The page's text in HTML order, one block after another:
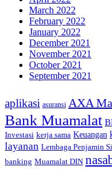
March 2022
February 2022
January 2022
December 2021
November 2021
October 2021
September 2021
aplikasi asuransi AXA
Bank Muamalat
Investasi kerja sama Keuangan
layanan Lembaga Penjamin
banking Muamalat DIN